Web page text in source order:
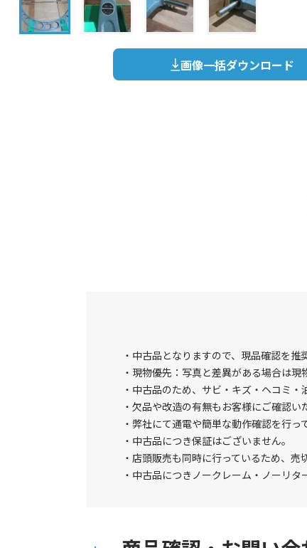
画像一括ダウンロード
中古品となりますので、現品確認を推
現物優先：写真と差異がある場合は現
中古品のため、サビ・キズ・ヘコミ・
欠品や改造の有無もお客様にご確認い
弊社にて通電や簡単な動作確認を行っ
中古品につき保証はございません。
店頭販売も同時に行っているため、売
中古品につきノークレーム・ノーリ